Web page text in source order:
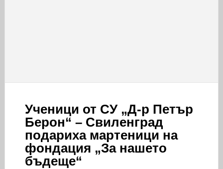
Ученици от СУ „Д-р Петър
Берон“ – Свиленград
подариха мартеници на
фондация „За нашето
бъдеще“